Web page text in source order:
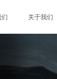
们 关于我们